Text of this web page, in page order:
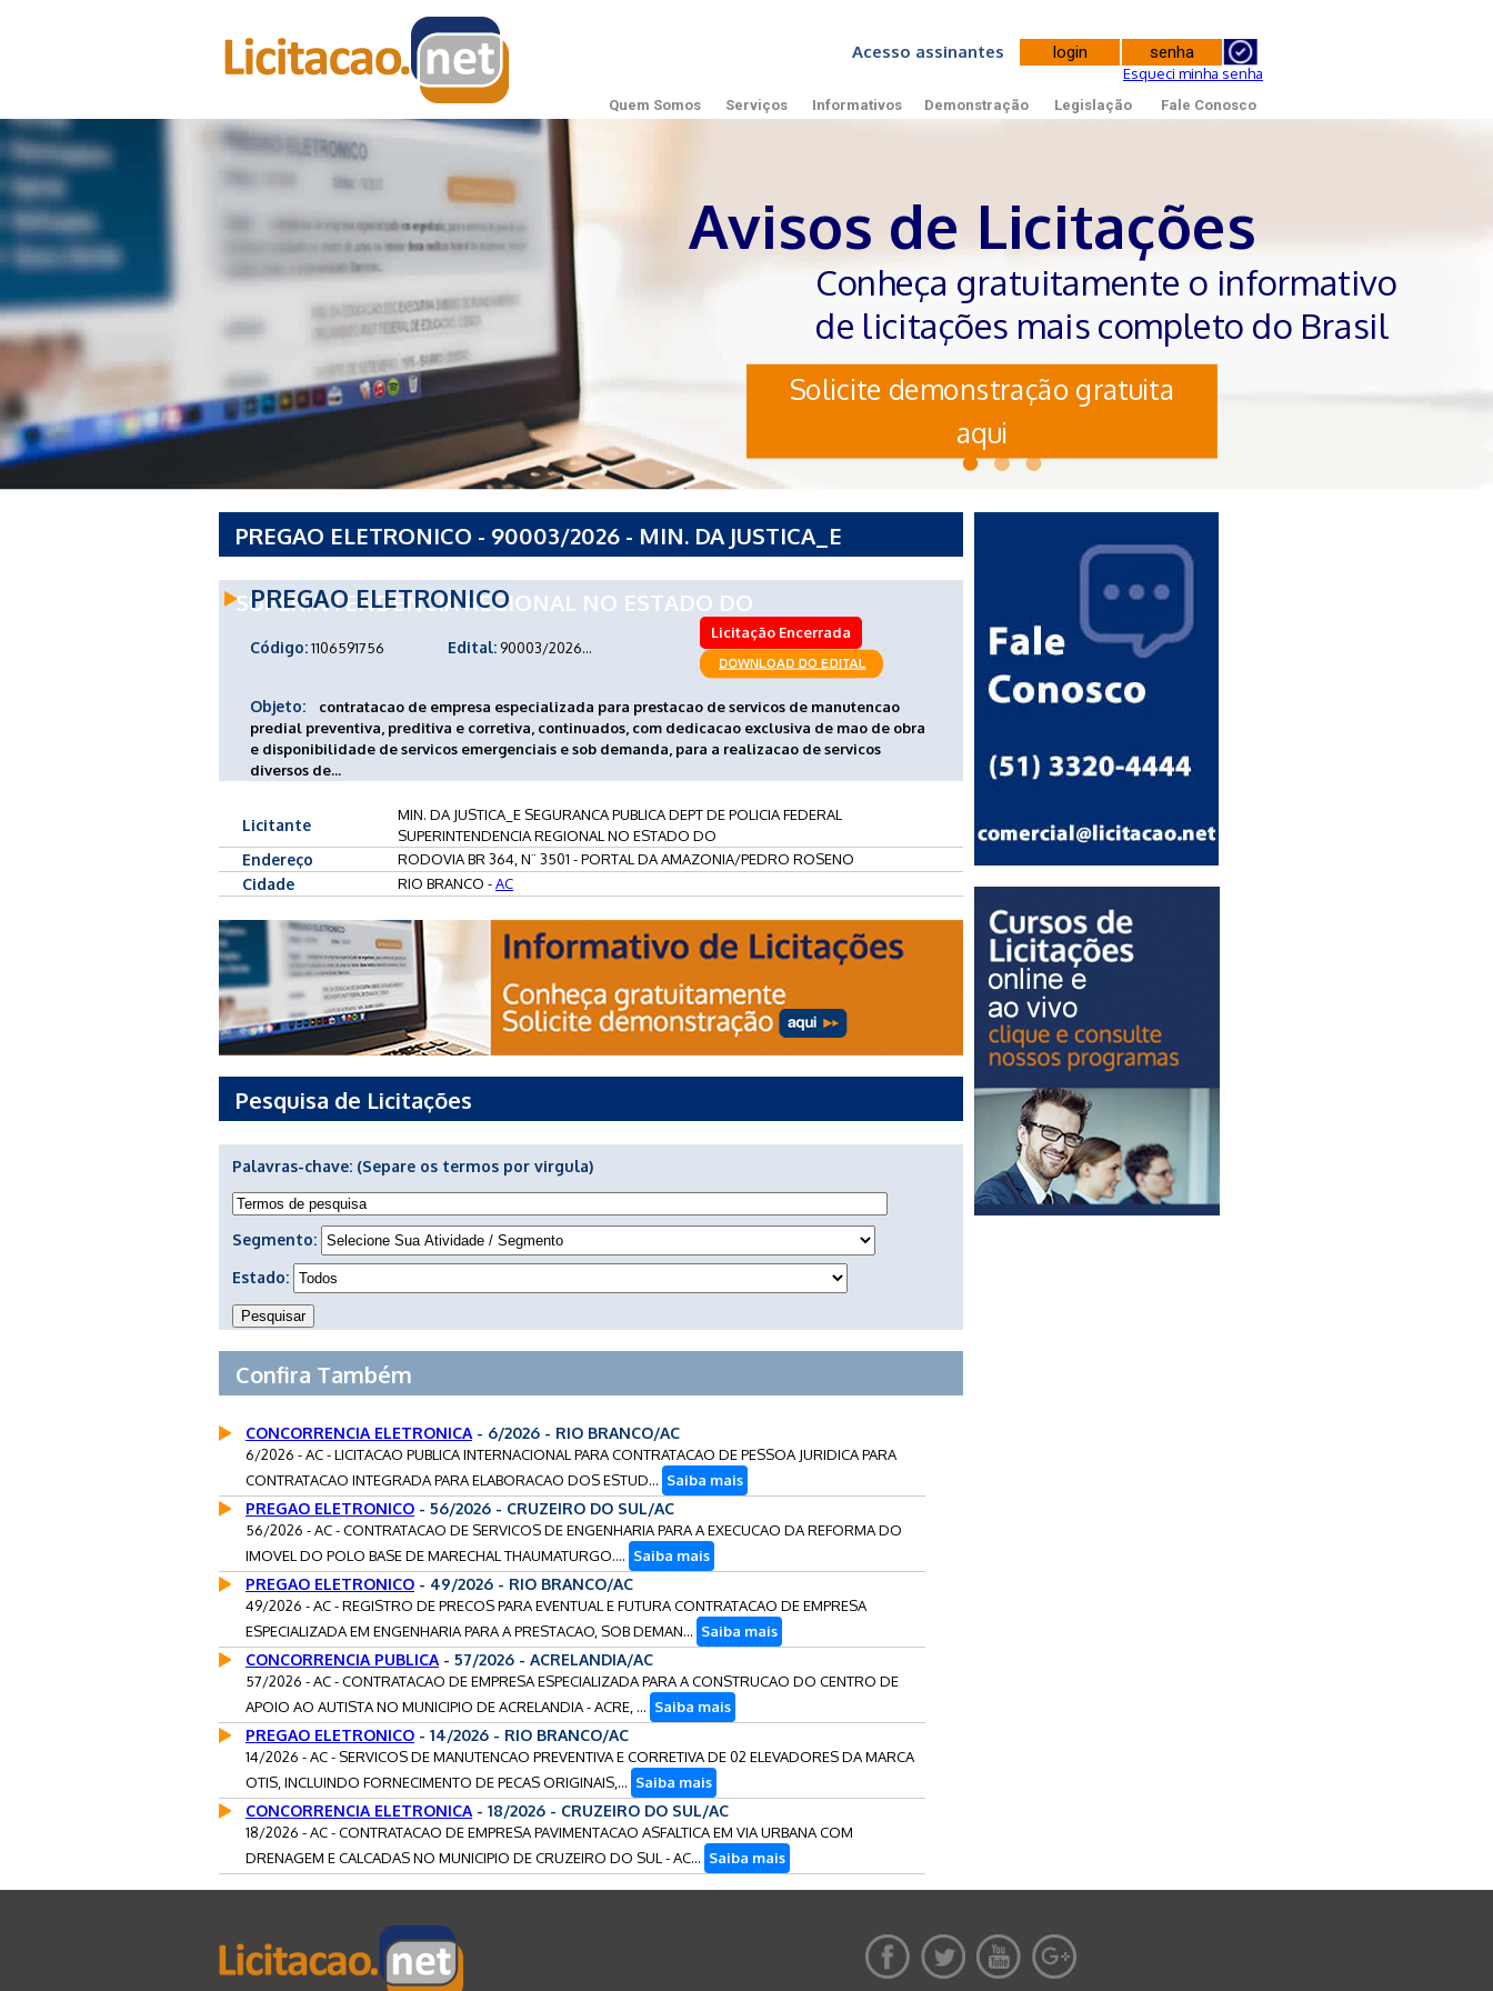
Acesso assinantes
Esqueci minha senha
Quem Somos Serviços Informativos Demonstração Legislação Fale Conosco
Avisos de Licitações
Conheça gratuitamente o informativo
de licitações mais completo do Brasil
Solicite demonstração gratuita
aqui
PREGAO ELETRONICO - 90003/2026 - MIN. DA JUSTICA_E
SUPERINTENDENCIA REGIONAL NO ESTADO DO
PREGAO ELETRONICO
Código:1106591756 Edital: 90003/2026...
Licitação Encerrada
Objeto:
contratacao de empresa especializada para prestacao de servicos de manutencao
predial preventiva, preditiva e corretiva, continuados, com dedicacao exclusiva de mao de obra
e disponibilidade de servicos emergenciais e sob demanda, para a realizacao de servicos
diversos de...
Licitante
MIN. DA JUSTICA_E SEGURANCA PUBLICA DEPT DE POLICIA FEDERAL
SUPERINTENDENCIA REGIONAL NO ESTADO DO
Endereço RODOVIA BR 364, N¨ 3501 - PORTAL DA AMAZONIA/PEDRO ROSENO
Cidade RIO BRANCO -AC
Pesquisa de Licitações
Palavras-chave: (Separe os termos por virgula)
Segmento:
Estado:
Confira Também
CONCORRENCIA ELETRONICA - 6/2026 - RIO BRANCO/AC
6/2026 - AC - LICITACAO PUBLICA INTERNACIONAL PARA CONTRATACAO DE PESSOA JURIDICA PARA
CONTRATACAO INTEGRADA PARA ELABORACAO DOS ESTUD... Saiba mais
PREGAO ELETRONICO - 56/2026 - CRUZEIRO DO SUL/AC
56/2026 - AC - CONTRATACAO DE SERVICOS DE ENGENHARIA PARA A EXECUCAO DA REFORMA DO
IMOVEL DO POLO BASE DE MARECHAL THAUMATURGO.... Saiba mais
PREGAO ELETRONICO - 49/2026 - RIO BRANCO/AC
49/2026 - AC - REGISTRO DE PRECOS PARA EVENTUAL E FUTURA CONTRATACAO DE EMPRESA
ESPECIALIZADA EM ENGENHARIA PARA A PRESTACAO, SOB DEMAN... Saiba mais
CONCORRENCIA PUBLICA - 57/2026 - ACRELANDIA/AC
57/2026 - AC - CONTRATACAO DE EMPRESA ESPECIALIZADA PARA A CONSTRUCAO DO CENTRO DE
APOIO AO AUTISTA NO MUNICIPIO DE ACRELANDIA - ACRE, ... Saiba mais
PREGAO ELETRONICO - 14/2026 - RIO BRANCO/AC
14/2026 - AC - SERVICOS DE MANUTENCAO PREVENTIVA E CORRETIVA DE 02 ELEVADORES DA MARCA
OTIS, INCLUINDO FORNECIMENTO DE PECAS ORIGINAIS,... Saiba mais
CONCORRENCIA ELETRONICA - 18/2026 - CRUZEIRO DO SUL/AC
18/2026 - AC - CONTRATACAO DE EMPRESA PAVIMENTACAO ASFALTICA EM VIA URBANA COM
DRENAGEM E CALCADAS NO MUNICIPIO DE CRUZEIRO DO SUL - AC... Saiba mais